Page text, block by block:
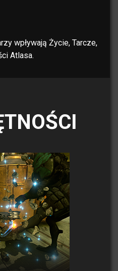
wpływają Życie, Tarcze,
Atlasa.